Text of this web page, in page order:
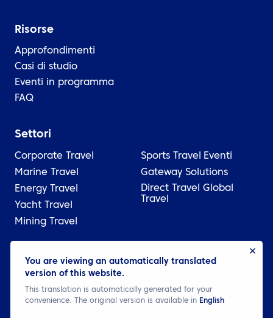
You are viewing an automatically translated
version of this website.
This translation is automatically generated for your
convenience. The original version is available in English
Risorse
Approfondimenti
Casi di studio
Eventi in programma
FAQ
Settori
Corporate Travel
Marine Travel
Energy Travel
Yacht Travel
Mining Travel
Sports Travel
Eventi
Gateway Solutions
Direct Travel Global
Travel
© 2026 ATPI
Legale
Informativa sulla privacy